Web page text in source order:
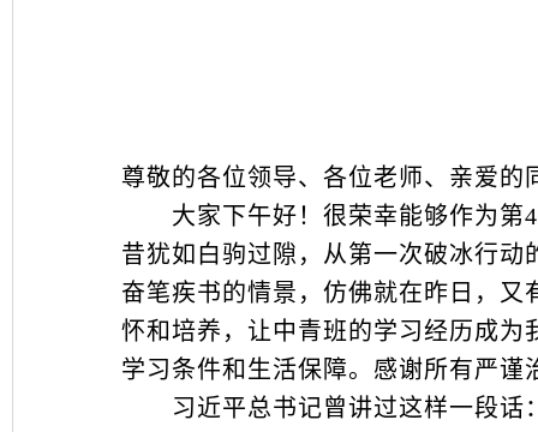
尊敬的各位领导、各位老师、亲爱的
大家下午好！很荣幸能够作为第
昔犹如白驹过隙，从第一次破冰行
奋笔疾书的情景，仿佛就在昨日，
怀和培养，让中青班的学习经历成
学习条件和生活保障。感谢所有严
习近平总书记曾讲过这样一段话：